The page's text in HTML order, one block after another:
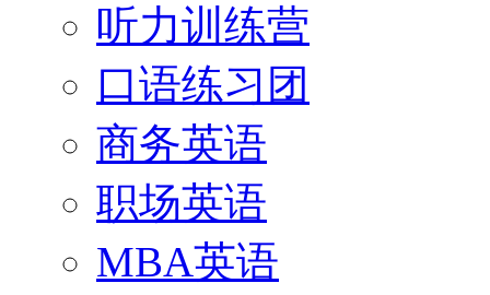
听力训练营
口语练习团
商务英语
职场英语
MBA英语